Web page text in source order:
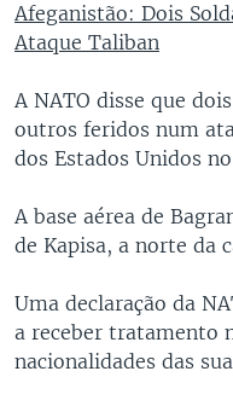
Afeganistão: Dois
Ataque Taliban
A NATO disse que
outros feridos num
dos Estados Unidos
A base aérea de
de Kapisa, a norte da
Uma declaração da
a receber tratamento
nacionalidades das